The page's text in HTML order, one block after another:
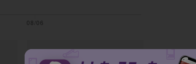
全期間の平均取引額